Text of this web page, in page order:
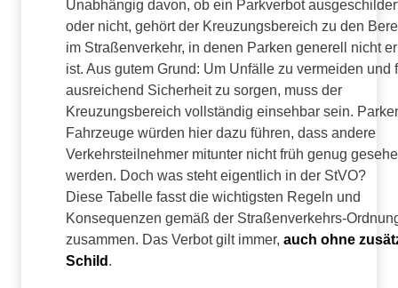
Unabhängig davon, ob ein Parkverbot
oder nicht, gehört der Kreuzungsbereich zu den
im Straßenverkehr, in denen Parken generell nicht
ist. Aus gutem Grund: Um Unfälle zu vermeiden und
ausreichend Sicherheit zu sorgen, muss der
Kreuzungsbereich vollständig einsehbar sein.
Fahrzeuge würden hier dazu führen, dass andere
Verkehrsteilnehmer mitunter nicht früh genug
werden. Doch was steht eigentlich in der StVO?
Diese Tabelle fasst die wichtigsten Regeln und
Konsequenzen gemäß der Straßenverkehrs-
zusammen. Das Verbot gilt immer, auch ohne
Schild .